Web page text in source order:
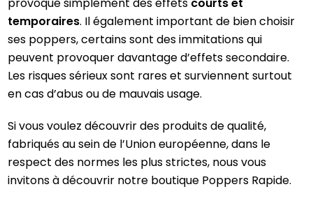
temporaires. Il également important de bien choisir
ses poppers, certains sont des immitations qui
peuvent provoquer davantage d’effets secondaire.
Les risques sérieux sont rares et surviennent surtout
en cas d’abus ou de mauvais usage.
Si vous voulez découvrir des produits de qualité,
fabriqués au sein de l’Union européenne, dans le
respect des normes les plus strictes, nous vous
invitons à découvrir notre boutique Poppers Rapide.